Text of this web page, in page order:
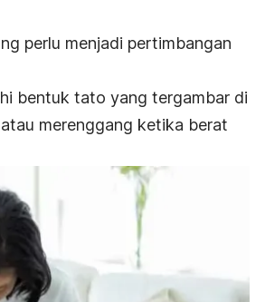
perlu menjadi pertimbangan
bentuk tato yang tergambar di
merenggang ketika berat